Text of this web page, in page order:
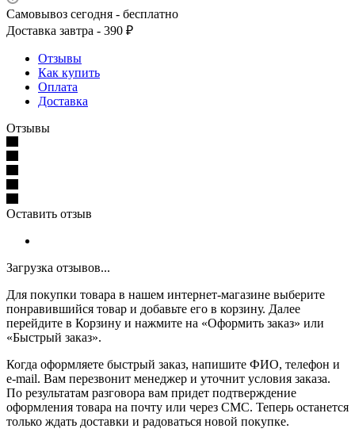
Самовывоз сегодня - бесплатно
Доставка завтра - 390 ₽
Отзывы
Как купить
Оплата
Доставка
Отзывы
Оставить отзыв
Загрузка отзывов...
Для покупки товара в нашем интернет-магазине выберите
понравившийся товар и добавьте его в корзину. Далее
перейдите в Корзину и нажмите на «Оформить заказ» или
«Быстрый заказ».
Когда оформляете быстрый заказ, напишите ФИО, телефон и
e-mail. Вам перезвонит менеджер и уточнит условия заказа.
По результатам разговора вам придет подтверждение
оформления товара на почту или через СМС. Теперь останется
только ждать доставки и радоваться новой покупке.